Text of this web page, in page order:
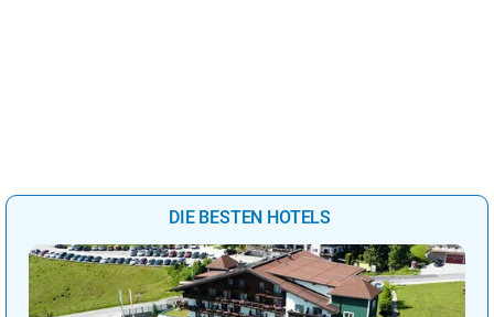
DIE BESTEN HOTELS